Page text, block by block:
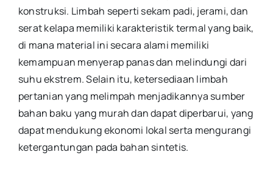
konstruksi. Limbah seperti sekam padi, jerami, dan
serat kelapa memiliki karakteristik termal yang baik,
di mana material ini secara alami memiliki
kemampuan menyerap panas dan melindungi dari
suhu ekstrem. Selain itu, ketersediaan limbah
pertanian yang melimpah menjadikannya sumber
bahan baku yang murah dan dapat diperbarui, yang
dapat mendukung ekonomi lokal serta mengurangi
ketergantungan pada bahan sintetis.